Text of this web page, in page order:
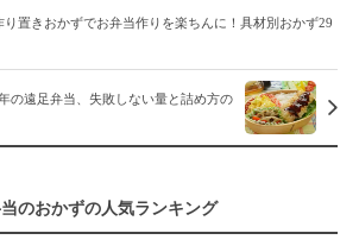
り置きおかずでお弁当作りを楽ちんに！具材別おかず29
の遠足弁当、失敗しない量と詰め方の
のおかずの人気ランキング